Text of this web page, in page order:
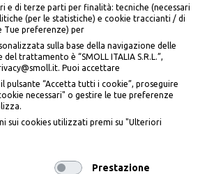
e di terze parti per finalità: tecniche (necessari
(per le statistiche) e cookie traccianti / di
Tue preferenze) per
sulla base della navigazione delle
trattamento è “SMOLL ITALIA S.R.L.”,
Puoi accettare
pulsante “Accetta tutti i cookie”, proseguire
necessari" o gestire le tue preferenze
sui cookies utilizzati premi su "Ulteriori
Prestazione
DA